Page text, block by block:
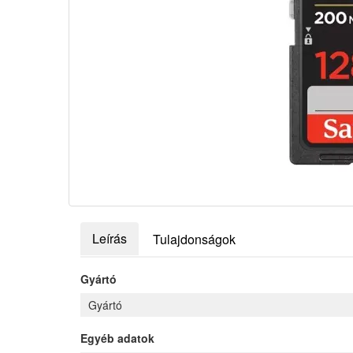
Leírás Tulajdonságok
Gyártó
Gyártó
Egyéb adatok